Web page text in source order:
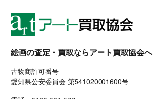
絵画の査定・買取ならアート買取協会へ
古物商許可番号
愛知県公安委員会 第541020001600号